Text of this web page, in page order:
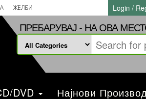
ЖЕЛБИ Login /
ПРЕБАРУВАЈ - НА ОВА
DVD Најнови